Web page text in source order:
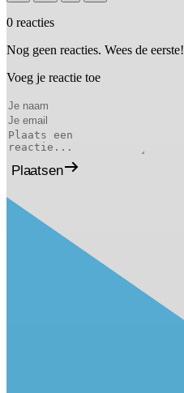
0 reacties
Nog geen reacties. Wees de eerste!
Voeg je reactie toe
Plaatsen